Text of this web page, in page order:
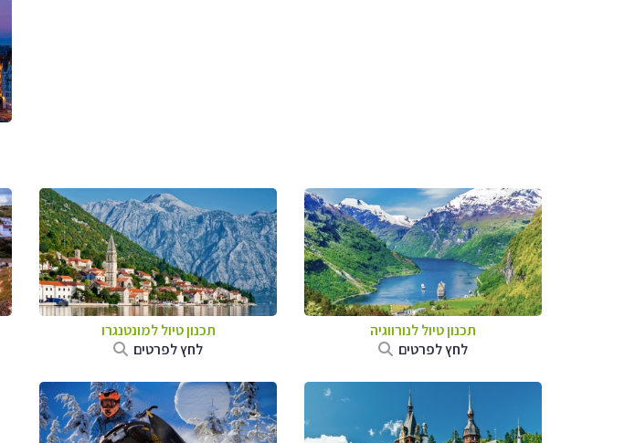
תכנון טיול לנורווגיה
לחץ לפרטים
תכנון טיול למונטנגרו
לחץ לפרטים